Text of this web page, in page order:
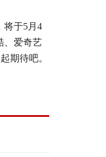
将于5月4
、爱奇艺
期待吧。